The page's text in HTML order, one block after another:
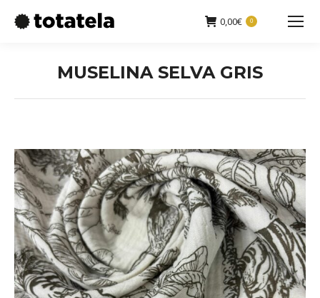
0,00€ 0
Buscar:
MUSELINA SELVA GRIS